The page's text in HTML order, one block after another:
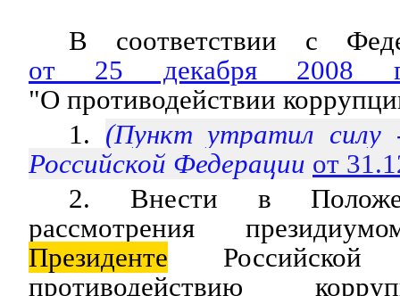
В соответствии с
от 25 декабря
"О противодействии
1. (Пункт утратил
Российской Федерации от
2. Внести в
рассмотрения
Президенте Российской
противодействию